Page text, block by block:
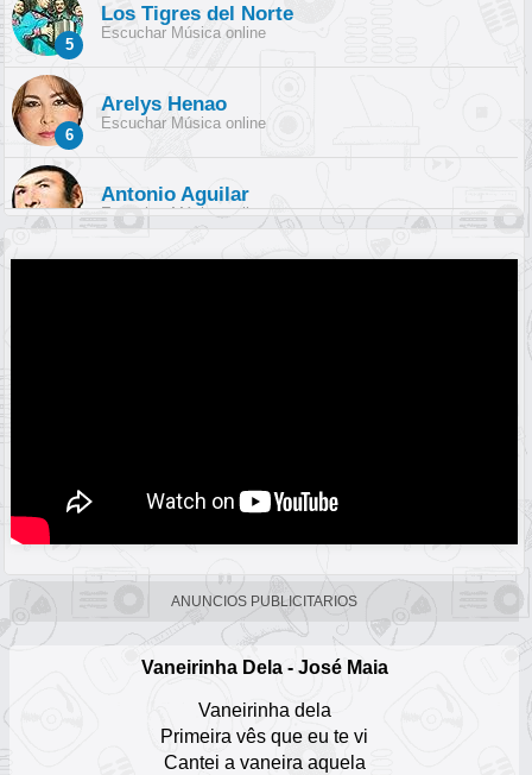
5
Los Tigres del Norte
Escuchar Música online
6
Arelys Henao
Escuchar Música online
Antonio Aguilar
Escuchar Música online
10
11
Escuchar Música online
Pedro Fernández
Escuchar Música online
Sergio Vega
Escuchar Música online
ANUNCIOS PUBLICITARIOS
Vaneirinha Dela - José Maia
Vaneirinha dela
Primeira vês que eu te vi
Cantei a vaneira aquela